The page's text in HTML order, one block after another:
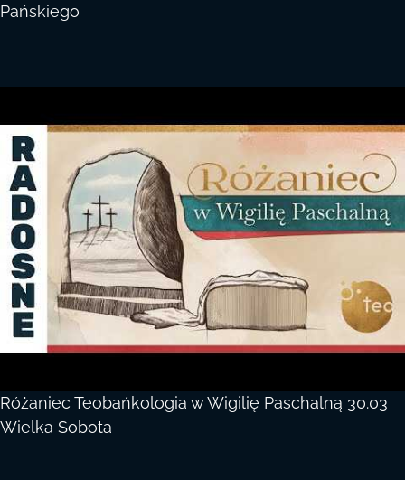
Pańskiego
Różaniec Teobańkologia w Wigilię Paschalną 30.03
Wielka Sobota